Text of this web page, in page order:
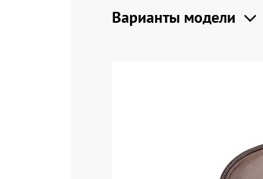
Варианты модели